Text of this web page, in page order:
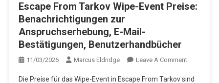
Escape From Tarkov Wipe-Event Preise:
Benachrichtigungen zur
Anspruchserhebung, E-Mail-
Bestätigungen, Benutzerhandbücher
11/03/2026 Marcus Eldridge Leave A CommentOn
Die Preise für das Wipe-Event in Escape From Tarkov sind